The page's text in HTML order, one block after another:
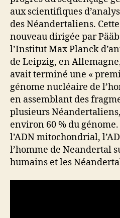
aux scientifiques
des Néandertaliens.
nouveau dirigée par
l’Institut Max Planck
de Leipzig, en
avait terminé une «
génome nucléaire de
en assemblant des
plusieurs
environ 60 % du
l’ADN mitochondrial,
l’homme de Neandertal
humains et les